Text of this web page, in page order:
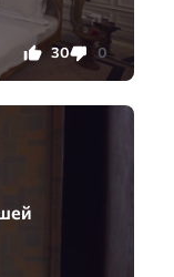
30 0